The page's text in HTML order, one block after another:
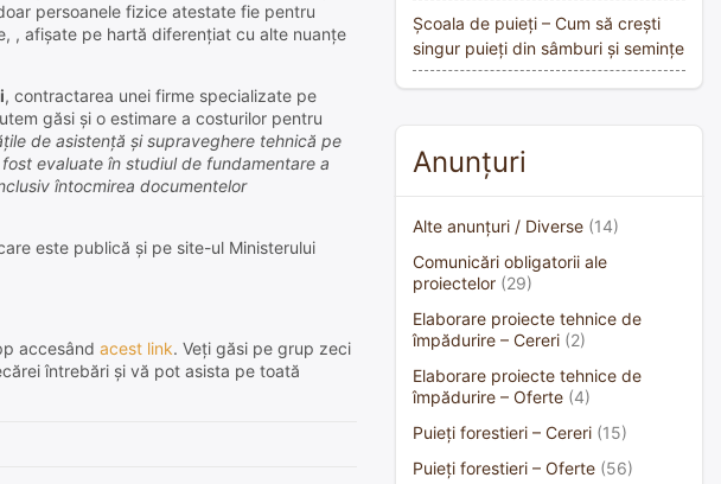
persoanele fizice atestate fie pentru
, afișate pe hartă diferențiat cu alte nuanțe
, contractarea unei firme specializate pe
găsi și o estimare a costurilor pentru
de asistență și supraveghere tehnică pe
evaluate în studiul de fundamentare a
întocmirea documentelor
este publică și pe site-ul Ministerului
accesând acest link. Veți găsi pe grup zeci
întrebări și vă pot asista pe toată
Școala de puieți – Cum să crești
singur puieți din sâmburi și semințe
Anunțuri
Alte anunțuri / Diverse (14)
Comunicări obligatorii ale
proiectelor (29)
Elaborare proiecte tehnice de
împădurire – Cereri (2)
Elaborare proiecte tehnice de
împădurire – Oferte (4)
Puieți forestieri – Cereri (15)
Puieți forestieri – Oferte (56)